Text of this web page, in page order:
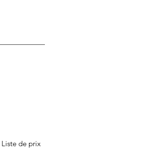
Liste de prix